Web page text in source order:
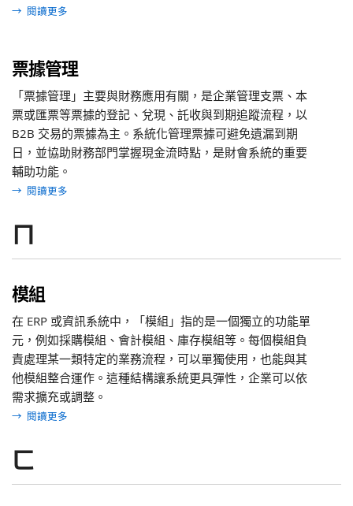
→ 閱讀更多
票據管理
「票據管理」主要與財務應用有關，是企業管理支票、本
票或匯票等票據的登記、兌現、託收與到期追蹤流程，以
B2B 交易的票據為主。系統化管理票據可避免遺漏到期
日，並協助財務部門掌握現金流時點，是財會系統的重要
輔助功能。
→ 閱讀更多
ㄇ
模組
在 ERP 或資訊系統中，「模組」指的是一個獨立的功能單
元，例如採購模組、會計模組、庫存模組等。每個模組負
責處理某一類特定的業務流程，可以單獨使用，也能與其
他模組整合運作。這種結構讓系統更具彈性，企業可以依
需求擴充或調整。
→ 閱讀更多
ㄈ